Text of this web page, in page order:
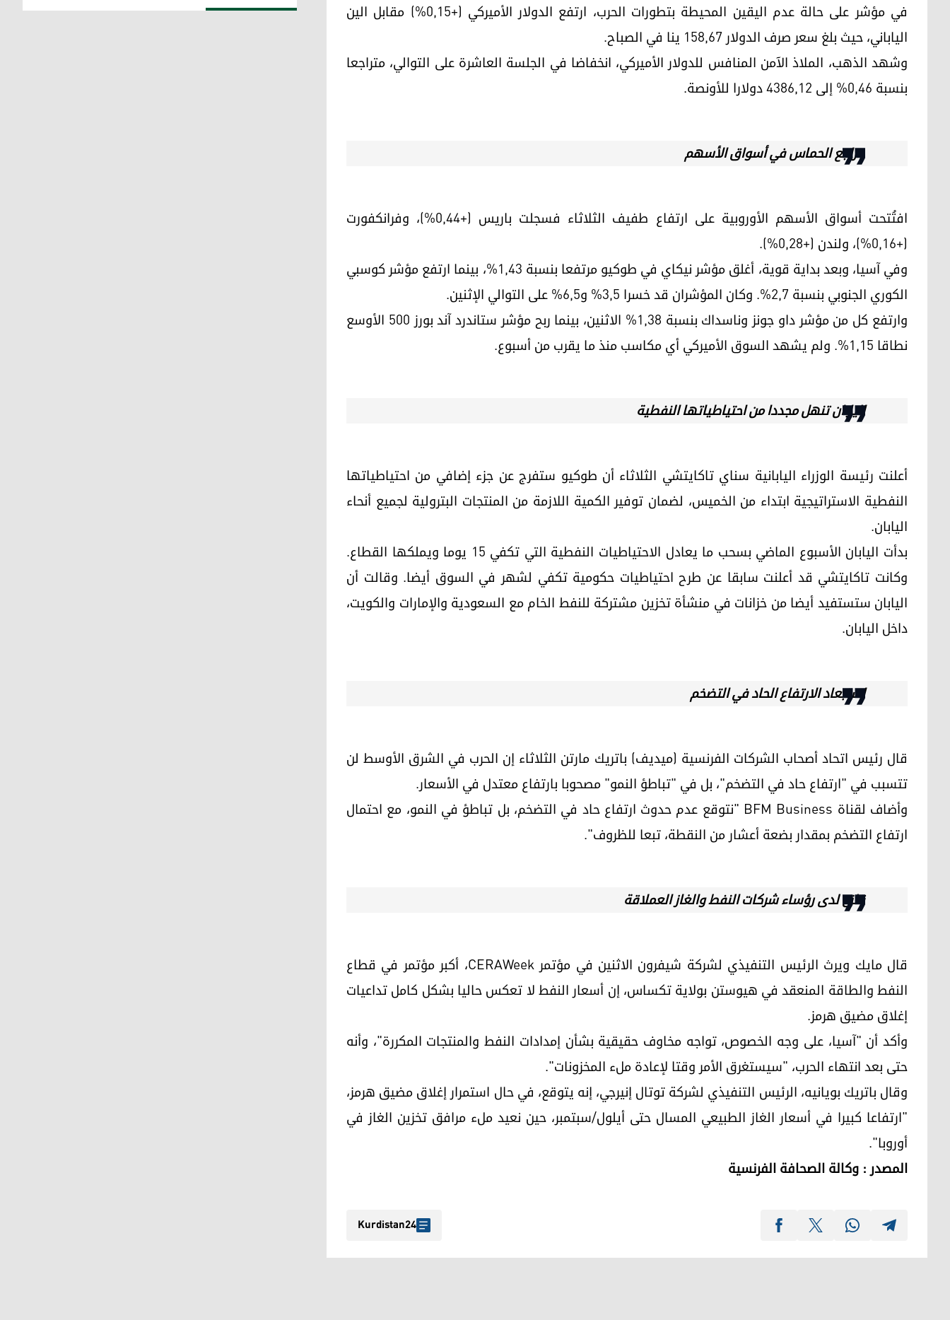
في مؤشر على حالة عدم اليقين المحيطة بتطورات الحرب، ارتفع الدولار الأميركي (+0,15%) مقابل الين
الياباني، حيث بلغ سعر صرف الدولار 158,67 ينا في الصباح.
وشهد الذهب، الملاذ الآمن المنافس للدولار الأميركي، انخفاضا في الجلسة العاشرة على التوالي، متراجعا
بنسبة 0,46% إلى 4386,12 دولارا للأونصة.
تراجع الحماس في أسواق الأسهم
افتُتحت أسواق الأسهم الأوروبية على ارتفاع طفيف الثلاثاء فسجلت باريس (+0,44%)، وفرانكفورت
(+0,16%)، ولندن (+0,28%).
وفي آسيا، وبعد بداية قوية، أغلق مؤشر نيكاي في طوكيو مرتفعا بنسبة 1,43%، بينما ارتفع مؤشر كوسبي
الكوري الجنوبي بنسبة 2,7%. وكان المؤشران قد خسرا 3,5% و6,5% على التوالي الإثنين.
وارتفع كل من مؤشر داو جونز وناسداك بنسبة 1,38% الاثنين، بينما ربح مؤشر ستاندرد آند بورز 500 الأوسع
نطاقا 1,15%. ولم يشهد السوق الأميركي أي مكاسب منذ ما يقرب من أسبوع.
اليابان تنهل مجددا من احتياطياتها النفطية
أعلنت رئيسة الوزراء اليابانية سناي تاكايتشي الثلاثاء أن طوكيو ستفرج عن جزء إضافي من احتياطياتها
النفطية الاستراتيجية ابتداء من الخميس، لضمان توفير الكمية اللازمة من المنتجات البترولية لجميع أنحاء
اليابان.
بدأت اليابان الأسبوع الماضي بسحب ما يعادل الاحتياطيات النفطية التي تكفي 15 يوما ويملكها القطاع.
وكانت تاكايتشي قد أعلنت سابقا عن طرح احتياطيات حكومية تكفي لشهر في السوق أيضا. وقالت أن
اليابان ستستفيد أيضا من خزانات في منشأة تخزين مشتركة للنفط الخام مع السعودية والإمارات والكويت،
داخل اليابان.
استبعاد الارتفاع الحاد في التضخم
قال رئيس اتحاد أصحاب الشركات الفرنسية (ميديف) باتريك مارتن الثلاثاء إن الحرب في الشرق الأوسط لن
تتسبب في "ارتفاع حاد في التضخم"، بل في "تباطؤ النمو" مصحوبا بارتفاع معتدل في الأسعار.
وأضاف لقناة BFM Business "نتوقع عدم حدوث ارتفاع حاد في التضخم، بل تباطؤ في النمو، مع احتمال
ارتفاع التضخم بمقدار بضعة أعشار من النقطة، تبعا للظروف".
قلق لدى رؤساء شركات النفط والغاز العملاقة
قال مايك ويرث الرئيس التنفيذي لشركة شيفرون الاثنين في مؤتمر CERAWeek، أكبر مؤتمر في قطاع
النفط والطاقة المنعقد في هيوستن بولاية تكساس، إن أسعار النفط لا تعكس حاليا بشكل كامل تداعيات
إغلاق مضيق هرمز.
وأكد أن "آسيا، على وجه الخصوص، تواجه مخاوف حقيقية بشأن إمدادات النفط والمنتجات المكررة"، وأنه
حتى بعد انتهاء الحرب، "سيستغرق الأمر وقتا لإعادة ملء المخزونات".
وقال باتريك بويانيه، الرئيس التنفيذي لشركة توتال إنيرجي، إنه يتوقع، في حال استمرار إغلاق مضيق هرمز،
"ارتفاعا كبيرا في أسعار الغاز الطبيعي المسال حتى أيلول/سبتمبر، حين نعيد ملء مرافق تخزين الغاز في
أوروبا".
المصدر : وكالة الصحافة الفرنسية
Kurdistan24